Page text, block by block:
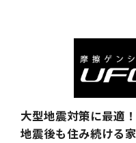
大型地震対策に最適！
地震後も住み続ける